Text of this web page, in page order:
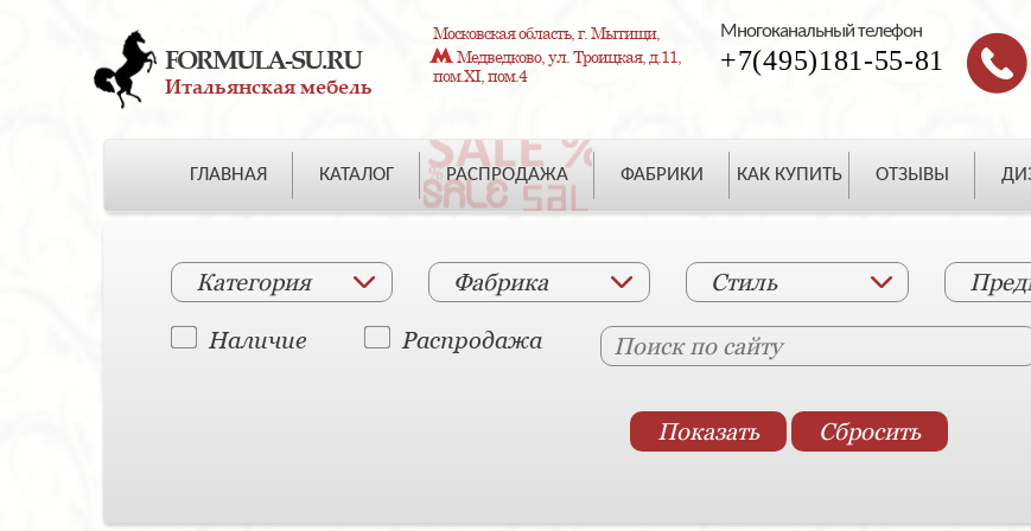
FORMULA-SU.RU
Итальянская мебель
Московская область, г. Мытищи,
Медведково, ул. Троицкая, д.11,
пом.XI, пом.4
Многоканальный телефон
+7(495)181-55-81
ГЛАВНАЯ КАТАЛОГ РАСПРОДАЖА ФАБРИКИ КАК КУПИТЬ ОТЗЫВЫ
Категория Фабрика Стиль
Наличие Распродажа